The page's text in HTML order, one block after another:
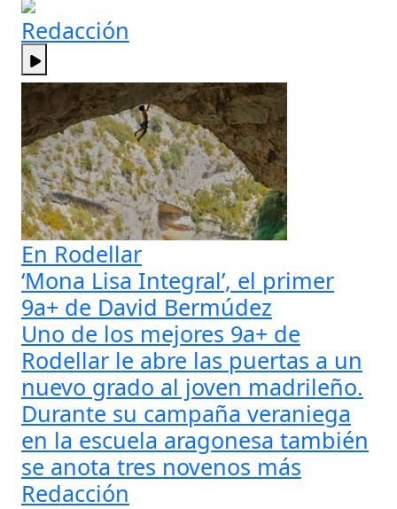
Redacción
En Rodellar
‘Mona Lisa Integral’, el primer
9a+ de David Bermúdez
Uno de los mejores 9a+ de
Rodellar le abre las puertas a un
nuevo grado al joven madrileño.
Durante su campaña veraniega
en la escuela aragonesa también
se anota tres novenos más
Redacción